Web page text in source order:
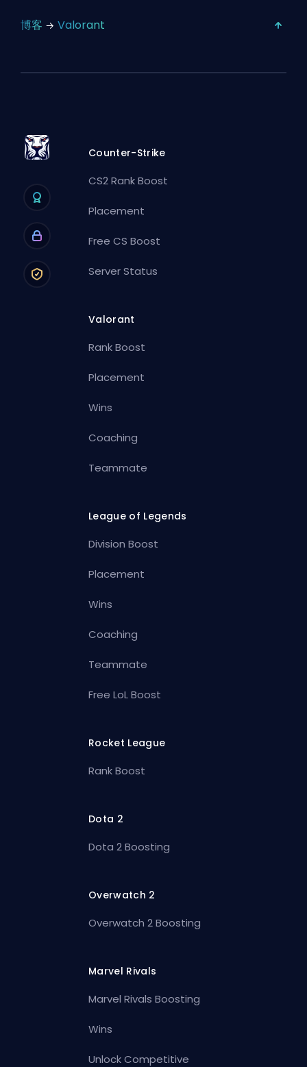
博客 Valorant
Counter-Strike
CS2 Rank Boost
Placement
Free CS Boost
Server Status
Valorant
Rank Boost
Placement
Wins
Coaching
Teammate
League of Legends
Division Boost
Placement
Wins
Coaching
Teammate
Free LoL Boost
Rocket League
Rank Boost
Dota 2
Dota 2 Boosting
Overwatch 2
Overwatch 2 Boosting
Marvel Rivals
Marvel Rivals Boosting
Wins
Unlock Competitive